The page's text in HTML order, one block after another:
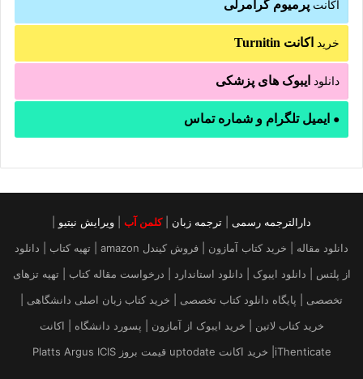
اکانت پرمیوم گرامرلی
خرید اکانت Turnitin
دانلود ایبوک های پزشکی
● ایمیل تلگرام و شماره تماس
دارالترجمه رسمی ترجمه زبان |کلمن آب ویرایش نیتیو
دانلود مقاله | خرید کتاب آمازون | فروش کیندل amazon | تهیه کتاب | دانلود
از پلتس | دانلود ایبوک | دانلود استاندارد | درخواست مقاله کتاب | تهیه تزهای
تخصصی | پایگاه دانلود کتاب تخصصی | خرید کتاب زبان اصلی دانشگاهی |
خرید کتاب لاتین | خرید ایبوک از آمازون | پسورد دانشگاه | اکانت
iThenticate| خريد اكانت uptodate قیمت بروز Platts Argus ICIS